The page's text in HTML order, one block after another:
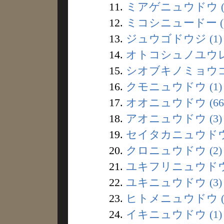
11. ミアゲニュウドウ
12. ミコシニュードー
13. ジュウゴドウジ (1)
14. オトコシュノユウ
15. シオブキノミョウ
16. クモニュウドウ (1)
17. オオニュウドウ
18. アオニュウドウ (3)
19. セイタカニュウド
20. クロニュウドウ (2)
21. ユキフリニュウド
22. ユキニュウドウ (3)
23. ヒトメニュウドウ
24. イキニュウドウ (1)